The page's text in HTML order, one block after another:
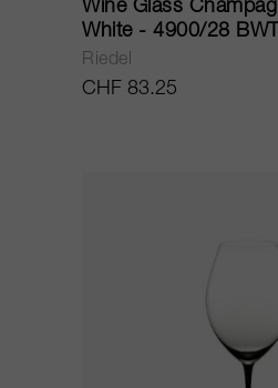
Wine Glass
White - 4900/28
Riedel
CHF 83.25